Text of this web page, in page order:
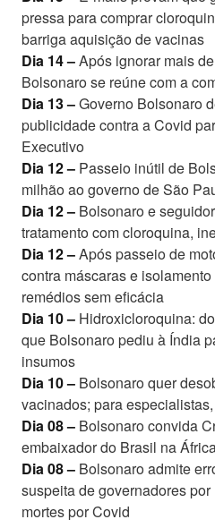
pressa para comprar
barriga aquisição de vacinas
Dia 14 –Após ignorar mais
Bolsonaro se reúne com a
Dia 13 –Governo Bolsonaro
publicidade contra a Covid
Executivo
Dia 12 – Passeio inútil de
milhão ao governo de São
Dia 12 – Bolsonaro e
tratamento com cloroquina,
Dia 12 –Após passeio de
contra máscaras e
remédios sem eficácia
Dia 10 – Hidroxicloroquina:
que Bolsonaro pediu à Índia
insumos
Dia 10 – Bolsonaro quer
vacinados; para
Dia 08 – Bolsonaro convida
embaixador do Brasil na
Dia 08 – Bolsonaro admite
suspeita de governadores por
mortes por Covid